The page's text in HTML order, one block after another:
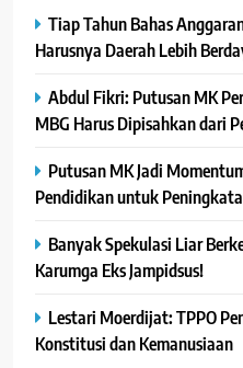
Tiap Tahun Bahas
Harusnya Daerah Lebih
Abdul Fikri: Putusan MK
MBG Harus Dipisahkan dari
Putusan MK Jadi
Pendidikan untuk
Banyak Spekulasi Liar
Karumga Eks Jampidsus!
Lestari Moerdijat: TPPO
Konstitusi dan Kemanusiaan